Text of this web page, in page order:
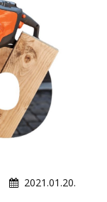
2021.01.20.